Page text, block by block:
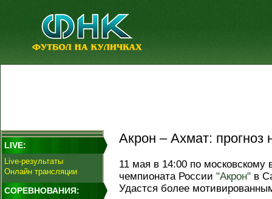
LIVE:
Live-результаты
Онлайн трансляции
СОРЕВНОВАНИЯ:
Акрон – Ахмат: прогноз
11 мая в 14:00 по московскому
чемпионата России "Акрон" в
Удастся более